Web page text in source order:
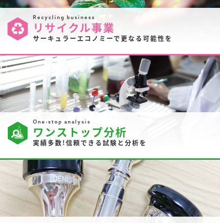
Recycling business
リサイクル事業
サーキュラーエコノミーで更なる可能性を
One-stop analysis
ワンストップ分析
実績多数!信頼できる試験と分析を